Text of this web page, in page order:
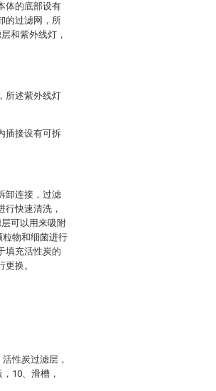
体的底部设有
的过滤网，所
和紫外线灯，
所述紫外线灯
插接设有可拆
卸连接，过滤
行快速清洗，
可以用来吸附
粒物和细菌进行
填充活性炭的
换。
性炭过滤层，
10、滑槽，